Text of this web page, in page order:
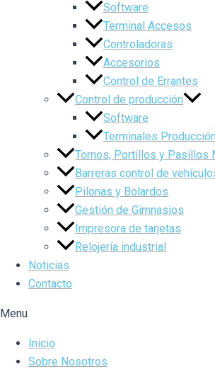
Software
Terminal Accesos
Controladoras
Accesorios
Control de Errantes
Control de producción
Software
Terminales Producción
Tornos, Portillos y Pasillos
Barreras control de
Pilonas y Bolardos
Gestión de Gimnasios
Impresora de tarjetas
Relojería industrial
Noticias
Contacto
Menu
Inicio
Sobre Nosotros